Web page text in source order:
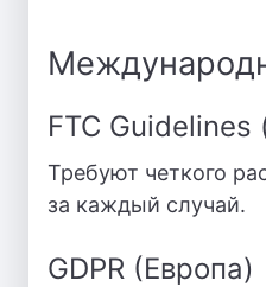
FTC
Требуют четкого
за каждый случай.
GDPR (Европа)